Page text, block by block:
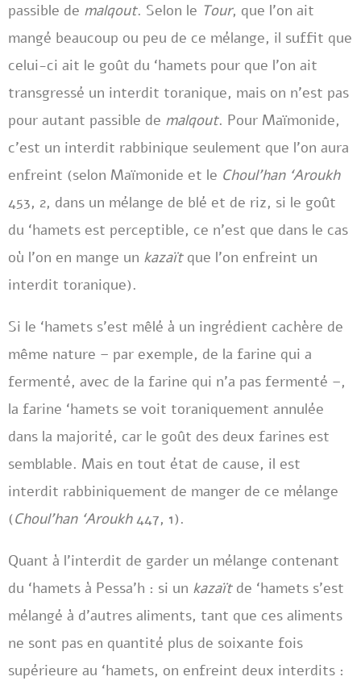
passible de malqout. Selon le Tour, que l’on ait
mangé beaucoup ou peu de ce mélange, il suffit que
celui-ci ait le goût du ‘hamets pour que l’on ait
transgressé un interdit toranique, mais on n’est pas
pour autant passible de malqout. Pour Maïmonide,
c’est un interdit rabbinique seulement que l’on aura
enfreint (selon Maïmonide et le Choul’han ‘Aroukh
453, 2, dans un mélange de blé et de riz, si le goût
du ‘hamets est perceptible, ce n’est que dans le cas
où l’on en mange un kazaït que l’on enfreint un
interdit toranique).
Si le ‘hamets s’est mêlé à un ingrédient cachère de
même nature – par exemple, de la farine qui a
fermenté, avec de la farine qui n’a pas fermenté –,
la farine ‘hamets se voit toraniquement annulée
dans la majorité, car le goût des deux farines est
semblable. Mais en tout état de cause, il est
interdit rabbiniquement de manger de ce mélange
(Choul’han ‘Aroukh447, 1).
Quant à l’interdit de garder un mélange contenant
du ‘hamets à Pessa’h : si un kazaïtde ‘hamets s’est
mélangé à d’autres aliments, tant que ces aliments
ne sont pas en quantité plus de soixante fois
supérieure au ‘hamets, on enfreint deux interdits :